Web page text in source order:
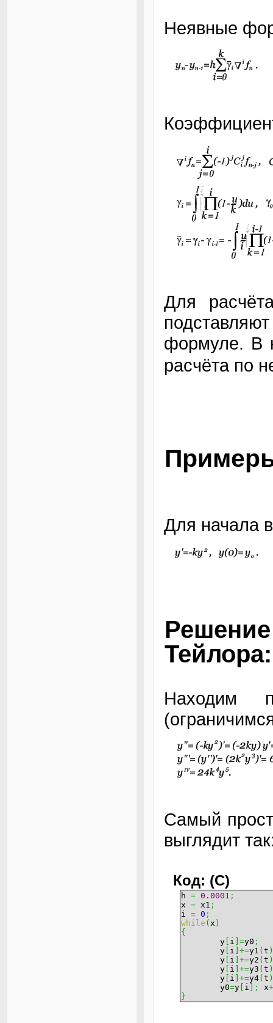
Неявные
Для
формуле. В
расчёта по
Для начала
Тейлора:
Находим
Самый
выглядит
Код: (C)
h = 0.0001 ;
x = x1 ;
i = 0 ;
while ( x )
{
y i =y0 ;
y i +=y1 ( t )
y i +=y2 ( t )
y i +=y3 ( t )
y i +=y4( t )
y0=y i ; x
}